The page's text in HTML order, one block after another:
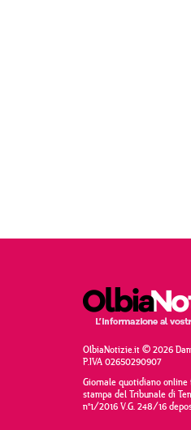
OlbiaNotizie.it © 2026
P.IVA 02650290907
Giornale quotidiano
stampa del Tribunale di
n°1/2016 V.G. 248/16